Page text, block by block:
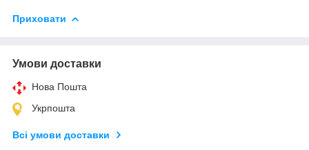
Приховати
Умови доставки
Нова Пошта
Укрпошта
Всі умови доставки